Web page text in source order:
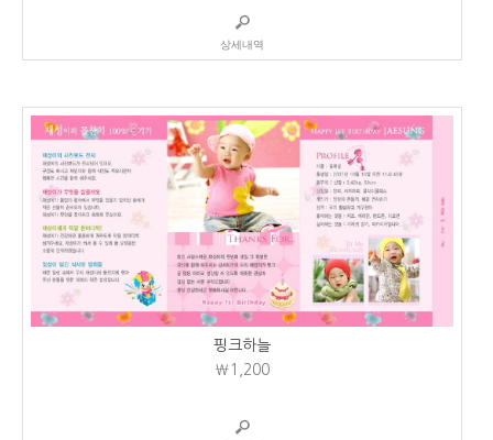
상세내역
핑크하늘
₩1,200